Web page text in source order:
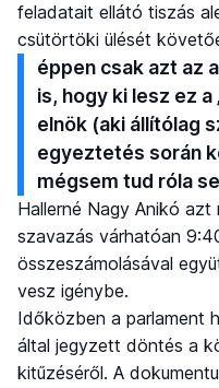
feladatait ellátó tiszás
csütörtöki ülését
éppen csak azt az
is, hogy ki lesz ez
elnök (aki állítólag
egyeztetés során
mégsem tud róla
Hallerné Nagy Anikó
szavazás várhatóan
összeszámolásával
vesz igénybe.
Időközben a parlament
által jegyzett döntés a
kitűzéséről. A